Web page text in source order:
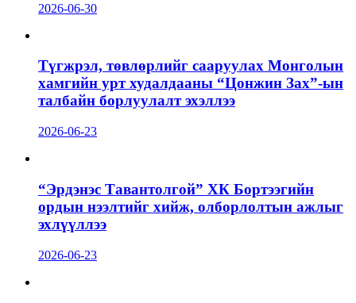
2026-06-30
Түгжрэл, төвлөрлийг сааруулах Монголын
хамгийн урт худалдааны “Цонжин Зах”-ын
талбайн борлуулалт эхэллээ
2026-06-23
“Эрдэнэс Тавантолгой” ХК Бортээгийн
ордын нээлтийг хийж, олборлолтын ажлыг
эхлүүллээ
2026-06-23